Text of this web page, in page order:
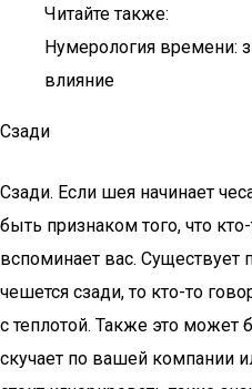
Читайте также:
Нумерология времени:
влияние
Сзади
Сзади. Если шея начинает
быть признаком того, что
вспоминает вас. Существует
чешется сзади, то кто-то
с теплотой. Также это может
скучает по вашей компании